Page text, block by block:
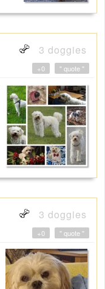
3 doggies
" quote "
+0
3 doggies
" quote "
+0